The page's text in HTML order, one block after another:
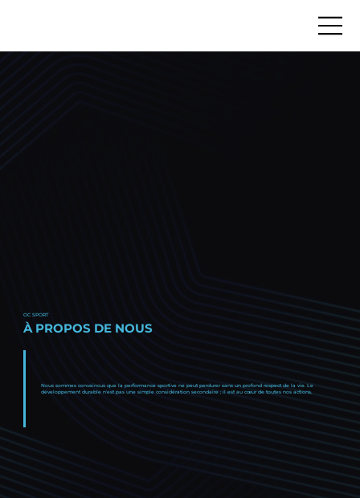
OC SPORT
À PROPOS DE NOUS
Nous sommes convaincus que la performance sportive ne peut perdurer sans un profond respect de la vie. Le
développement durable n'est pas une simple considération secondaire ; il est au cœur de toutes nos actions.